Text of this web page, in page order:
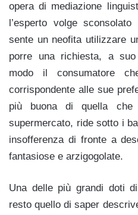
opera di mediazione
l’esperto volge
sente un neofita utilizzare
porre una richiesta, a
modo il consumatore
corrispondente alle sue
più buona di quella che
supermercato, ride sotto i
insofferenza di fronte a
fantasiose e arzigogolate.
Una delle più grandi doti
resto quello di saper